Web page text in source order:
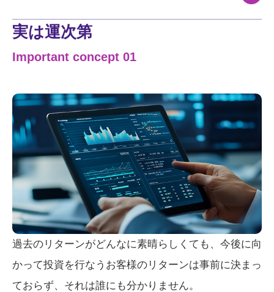
実は運次第
Important concept 01
過去のリターンがどんなに素晴らしくても、今後に向
かって投資を行なうお客様のリターンは事前に決まっ
ておらず、それは誰にも分かりません。